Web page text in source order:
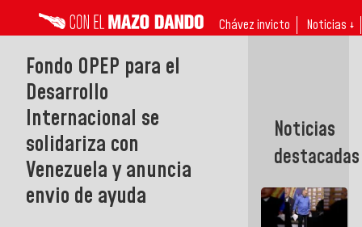
Chávez invicto Noticias ↓
Fondo OPEP para el
Desarrollo
Internacional se
solidariza con
Venezuela y anuncia
envio de ayuda
Noticias
destacadas